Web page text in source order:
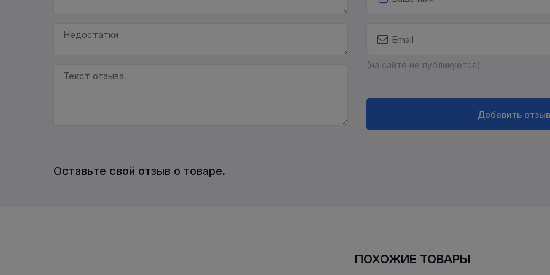
(на сайте не публикуется)
Добавить отзыв
Оставьте свой отзыв о товаре.
ПОХОЖИЕ ТОВАРЫ